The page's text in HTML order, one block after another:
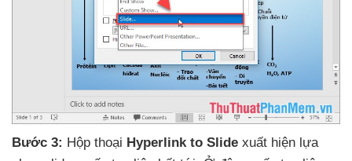
Bước 3: Hộp thoại Hyperlink to Slide xuất hiện lựa